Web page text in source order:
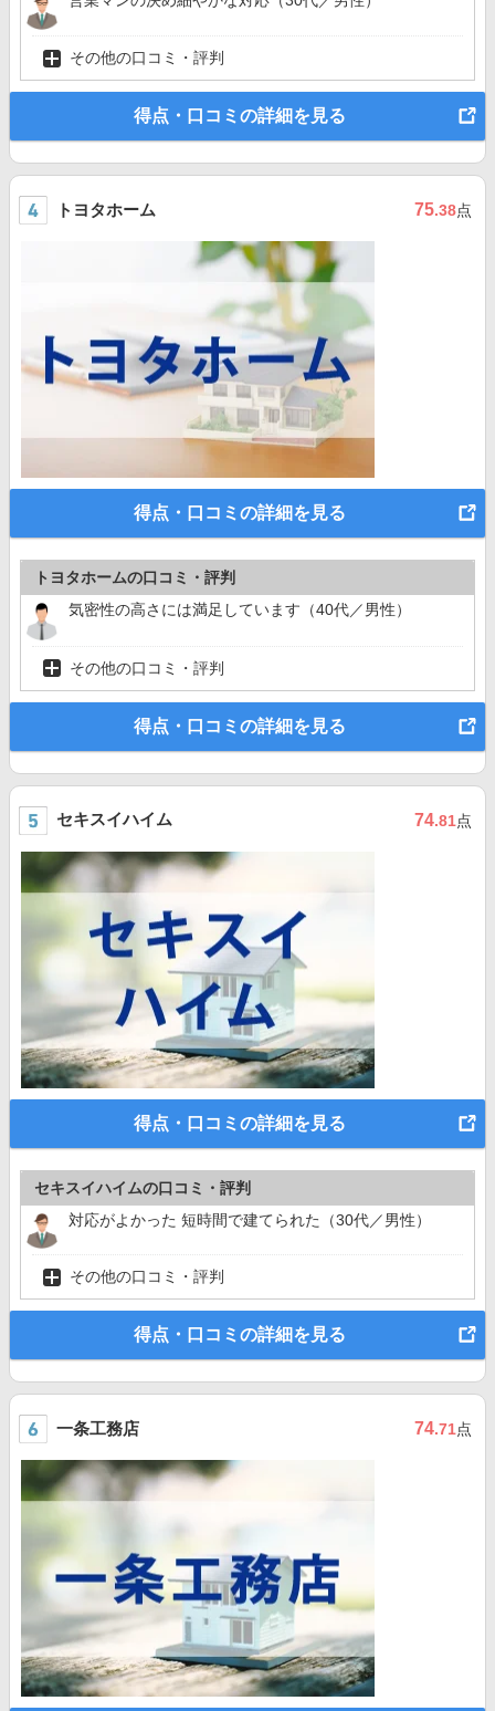
その他の口コミ・評判
得点・口コミの詳細を見る
トヨタホーム 75.38点
得点・口コミの詳細を見る
トヨタホームの口コミ・評判
気密性の高さには満足しています（40代／男性）
その他の口コミ・評判
得点・口コミの詳細を見る
セキスイハイム 74.81点
得点・口コミの詳細を見る
セキスイハイムの口コミ・評判
対応がよかった 短時間で建てられた（30代／男性）
その他の口コミ・評判
得点・口コミの詳細を見る
一条工務店 74.71点